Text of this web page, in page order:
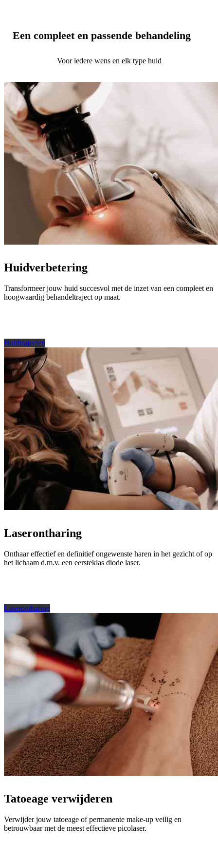
Een compleet en passende behandeling
Voor iedere wens en elk type huid
Huidverbetering
Transformeer jouw huid succesvol met de inzet van een compleet en
hoogwaardig behandeltraject op maat.
Huidtrajecten
Laserontharing
Onthaar effectief en definitief ongewenste haren in het gezicht of op
het lichaam d.m.v. een eersteklas diode laser.
Laserontharing
Tatoeage verwijderen
Verwijder jouw tatoeage of permanente make-up veilig en
betrouwbaar met de meest effectieve picolaser.